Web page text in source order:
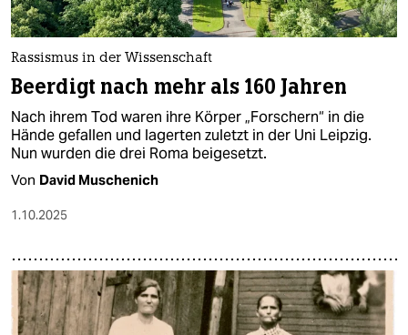
Rassismus in der Wissenschaft
Beerdigt nach mehr als 160 Jahren
Nach ihrem Tod waren ihre Körper „Forschern“ in die
Hände gefallen und lagerten zuletzt in der Uni Leipzig.
Nun wurden die drei Roma beigesetzt.
Von David Muschenich
1.10.2025